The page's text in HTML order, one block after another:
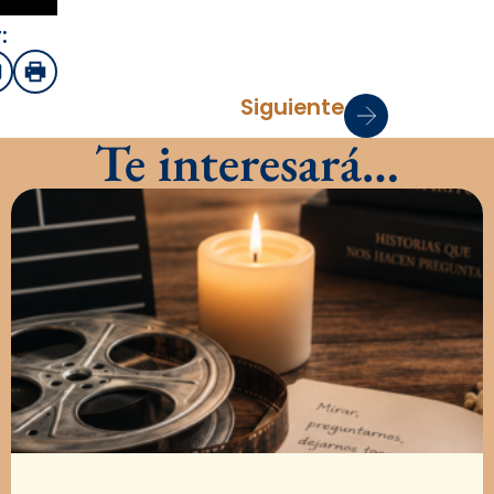
Imprimir
Siguiente
Te interesará…